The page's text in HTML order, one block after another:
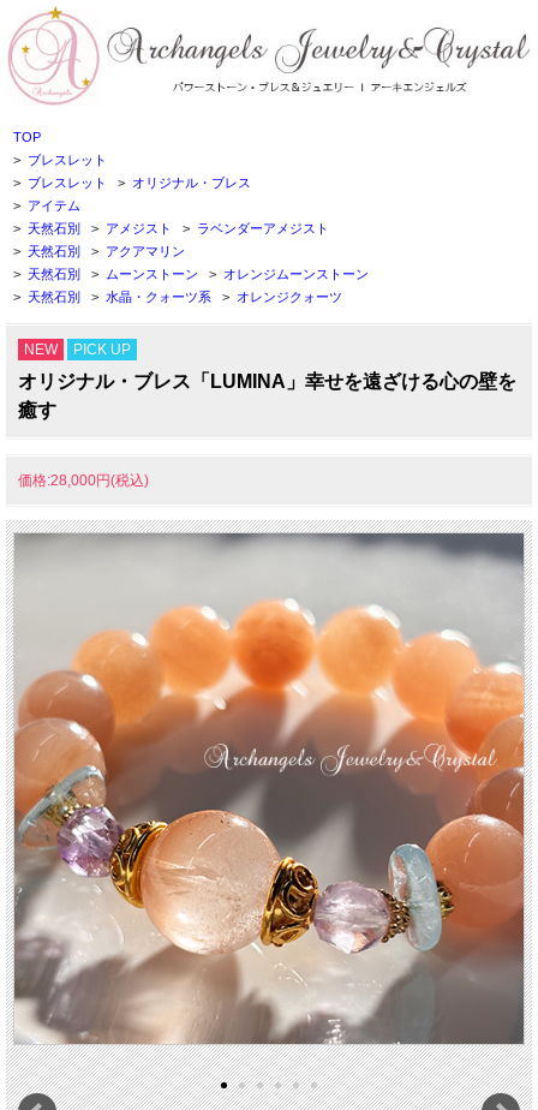
TOP
> ブレスレット
> ブレスレット > オリジナル・ブレス
> アイテム
> 天然石別 > アメジスト > ラベンダーアメジスト
> 天然石別 > アクアマリン
> 天然石別 > ムーンストーン > オレンジムーンストーン
> 天然石別 > 水晶・クォーツ系 > オレンジクォーツ
NEW PICK UP
オリジナル・ブレス「LUMINA」幸せを遠ざける心の壁を
癒す
価格:28,000円(税込)